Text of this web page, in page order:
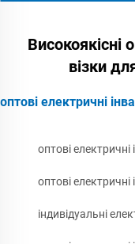
Високоякісні
візки
оптові електричні
оптові електричні
оптові електричні
індивідуальні